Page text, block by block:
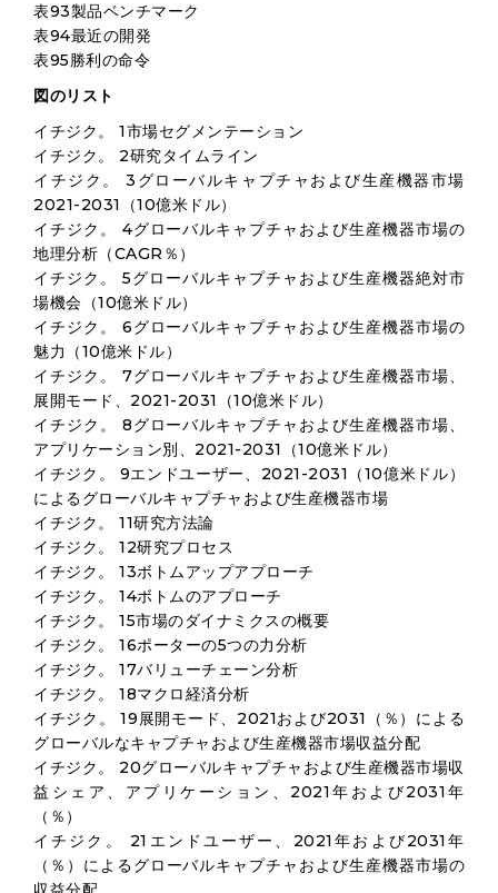
表93製品ベンチマーク
表94最近の開発
表95勝利の命令
図のリスト
イチジク。 1市場セグメンテーション
イチジク。 2研究タイムライン
イチジク。 3グローバルキャプチャおよび生産機器市場
2021-2031（10億米ドル）
イチジク。 4グローバルキャプチャおよび生産機器市場の
地理分析（CAGR％）
イチジク。 5グローバルキャプチャおよび生産機器絶対市
場機会（10億米ドル）
イチジク。 6グローバルキャプチャおよび生産機器市場の
魅力（10億米ドル）
イチジク。 7グローバルキャプチャおよび生産機器市場、
展開モード、2021-2031（10億米ドル）
イチジク。 8グローバルキャプチャおよび生産機器市場、
アプリケーション別、2021-2031（10億米ドル）
イチジク。 9エンドユーザー、2021-2031（10億米ドル）
によるグローバルキャプチャおよび生産機器市場
イチジク。 11研究方法論
イチジク。 12研究プロセス
イチジク。 13ボトムアップアプローチ
イチジク。 14ボトムのアプローチ
イチジク。 15市場のダイナミクスの概要
イチジク。 16ポーターの5つの力分析
イチジク。 17バリューチェーン分析
イチジク。 18マクロ経済分析
イチジク。 19展開モード、2021および2031（％）による
グローバルなキャプチャおよび生産機器市場収益分配
イチジク。 20グローバルキャプチャおよび生産機器市場収
益シェア、アプリケーション、2021年および2031年
（％）
イチジク。 21エンドユーザー、2021年および2031年
（％）によるグローバルキャプチャおよび生産機器市場の